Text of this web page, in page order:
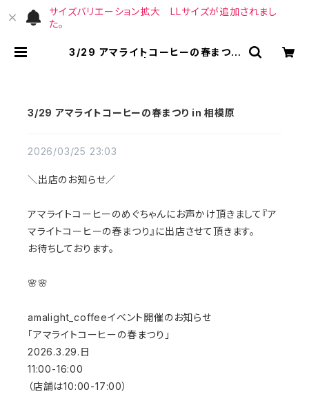
サイズバリエーション拡大 LLサイズが追加されまし
た。
3/29 アマライトコーヒーの春まつり
3/29 アマライトコーヒーの春まつり in 相模原
2026/03/25 23:03
＼出店のお知らせ／
アマライトコーヒーのめぐちゃんにお声かけ頂きまして『ア
マライトコーヒーの春まつり』に出店させて頂きます。
お待ちしております。
🌸🌸
amalight_coffeeイベント開催のお知らせ
「アマライトコーヒーの春まつり」
2026.3.29.日
11:00-16:00
（店舗は10:00-17:00）